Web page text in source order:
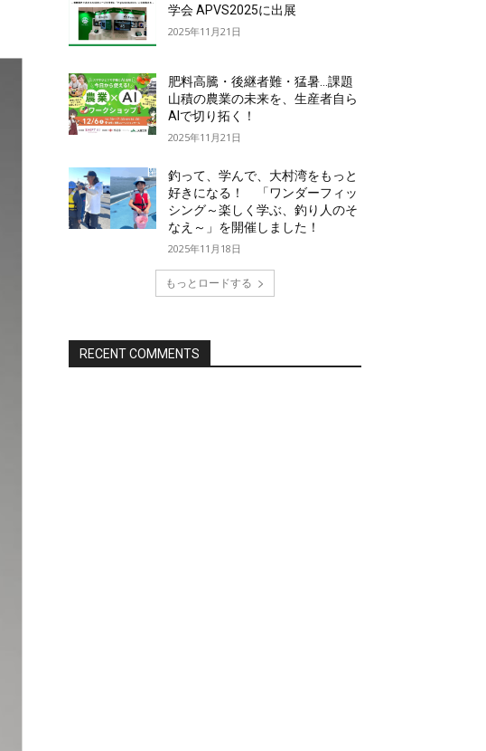
学会 APVS2025に出展
2025年11月21日
肥料高騰・後継者難・猛暑…課題
山積の農業の未来を、生産者自ら
AIで切り拓く！
2025年11月21日
釣って、学んで、大村湾をもっと
好きになる！ 「ワンダーフィッ
シング～楽しく学ぶ、釣り人のそ
なえ～」を開催しました！
2025年11月18日
もっとロードする
RECENT COMMENTS